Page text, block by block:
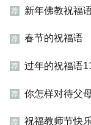
荐 新年佛教祝福
荐 春节的祝福语
荐 过年的祝福语
荐 你怎样对待父
荐